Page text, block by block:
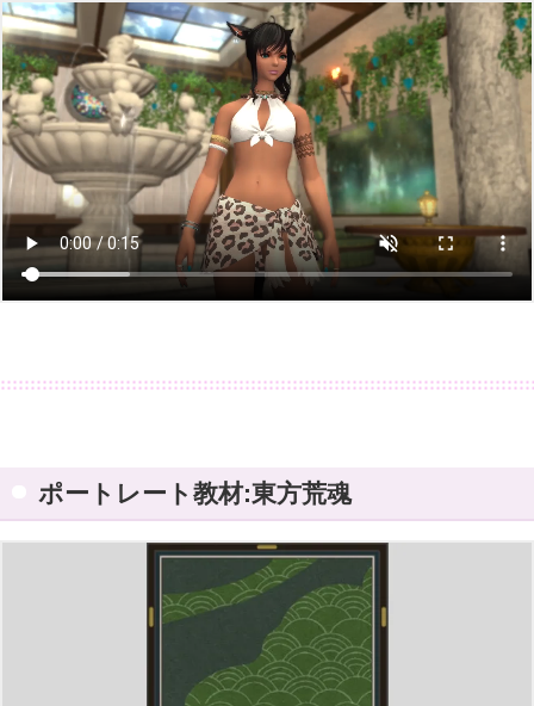
ポートレート教材:東方荒魂